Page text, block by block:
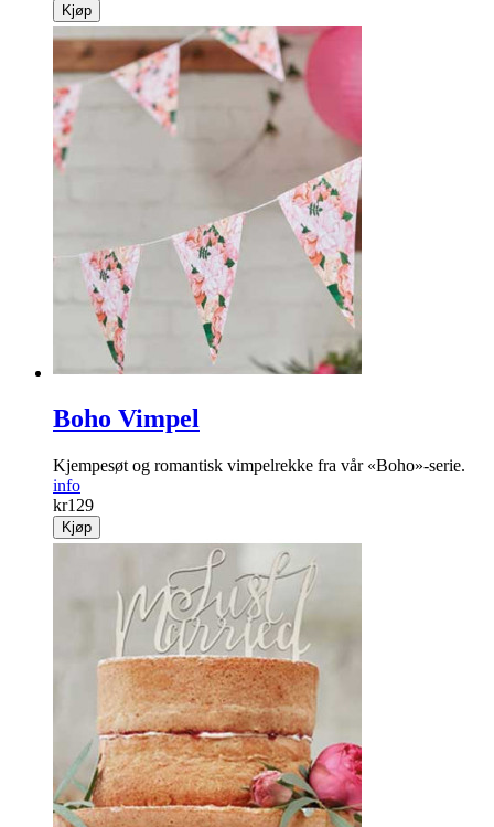
Kjøp
Boho Vimpel
Kjempesøt og romantisk vimpelrekke fra vår «Boho»-serie.
info
kr129
Kjøp